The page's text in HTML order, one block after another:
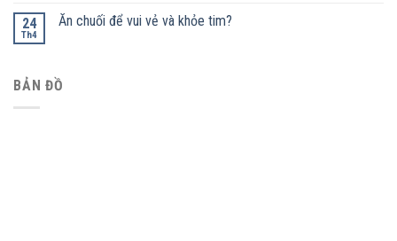
24
Th4
Ăn chuối để vui vẻ và khỏe tim?
BẢN ĐỒ